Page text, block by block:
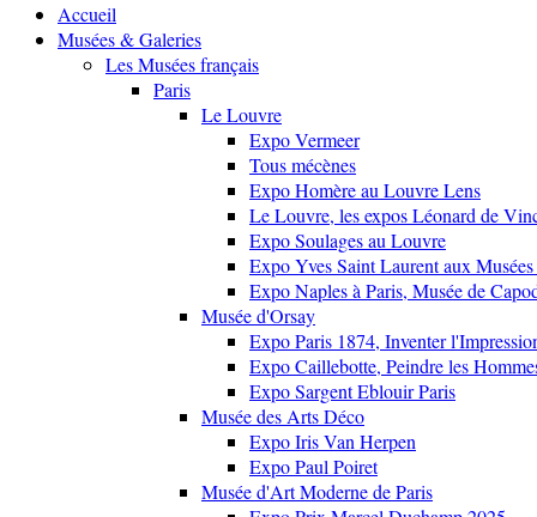
Accueil
Musées & Galeries
Les Musées français
Paris
Le Louvre
Expo Vermeer
Tous mécènes
Expo Homère au Louvre Lens
Le Louvre, les expos Léonard de
Expo Soulages au Louvre
Expo Yves Saint Laurent aux
Expo Naples à Paris, Musée de
Musée d'Orsay
Expo Paris 1874, Inventer
Expo Caillebotte, Peindre les
Expo Sargent Eblouir Paris
Musée des Arts Déco
Expo Iris Van Herpen
Expo Paul Poiret
Musée d'Art Moderne de Paris